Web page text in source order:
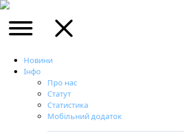
Новини
Інфо
Про нас
Статут
Статистика
Мобільний додаток